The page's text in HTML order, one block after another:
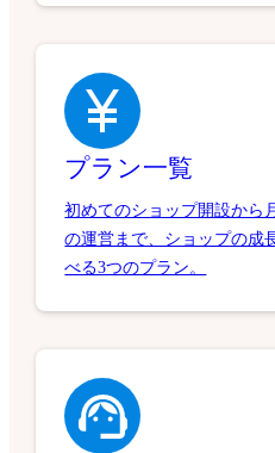
プラン一覧
初めてのショップ開設から
の運営まで、ショップの成
べる3つのプラン。